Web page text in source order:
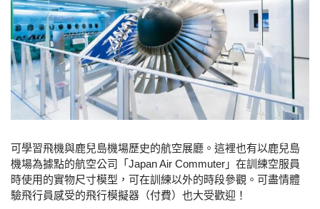
可學習飛機與鹿兒島機場歷史的航空展廳。這裡也有以鹿兒島
機場為據點的航空公司「Japan Air Commuter」在訓練空服員
時使用的實物尺寸模型，可在訓練以外的時段參觀。可盡情體
驗飛行員感受的飛行模擬器（付費）也大受歡迎！